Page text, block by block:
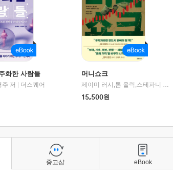
화한 사람들
저
더스퀘어
머니쇼크
제이미 러시,톰 올릭,스테파니 플랜더스 편저/임경은 역/박정호 감수
15,500원
중고샵 eBook